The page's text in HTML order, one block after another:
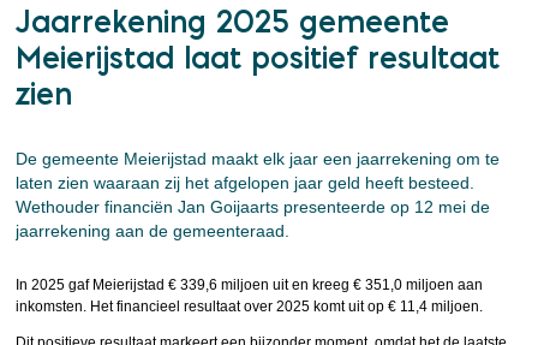
Jaarrekening 2025 gemeente
Meierijstad laat positief resultaat
zien
De gemeente Meierijstad maakt elk jaar een jaarrekening om te
laten zien waaraan zij het afgelopen jaar geld heeft besteed.
Wethouder financiën Jan Goijaarts presenteerde op 12 mei de
jaarrekening aan de gemeenteraad.
In 2025 gaf Meierijstad € 339,6 miljoen uit en kreeg € 351,0 miljoen aan
inkomsten. Het financieel resultaat over 2025 komt uit op € 11,4 miljoen.